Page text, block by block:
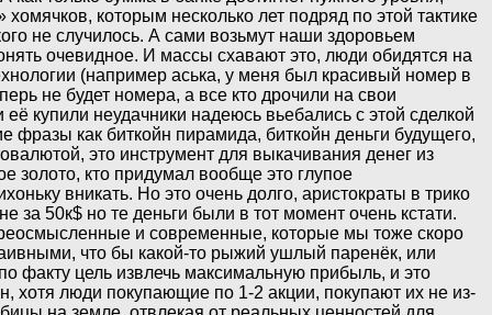
которым несколько лет подряд по этой тактике
не случилось. А сами возьмут наши здоровьем
очевидное. И массы схавают это, люди обидятся на
(например аська, у меня был красивый номер в
не будет номера, а все кто дрочили на свои
купили неудачники надеюсь вьебались с этой сделкой
как биткойн пирамида, биткойн деньги будущего,
это инструмент для выкачивания денег из
кто придумал вообще это глупое
вникать. Но это очень долго, аристократы в трико
за 50к$ но те деньги были в тот момент очень кстати.
и современные, которые мы тоже скоро
что бы какой-то рыжий ушлый паренёк, или
факту цель извлечь максимальную прибыль, и это
хотя люди покупающие по 1-2 акции, покупают их не из-